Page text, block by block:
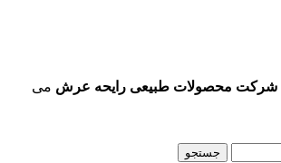
شرکت محصولات طبیعی رایحه عرش می
جستجو